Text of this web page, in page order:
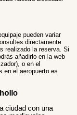
pueden variar
directamente
realizado la reserva. Si
añadirlo en la web
o en el
en el aeropuerto es
ciudad con una